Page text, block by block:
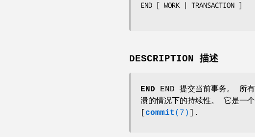
END [ WORK | TRANSACTION ]
DESCRIPTION 描述
END END 提交当前事务。 所
溃的情况下的持续性。 它是一
commit (7) ].